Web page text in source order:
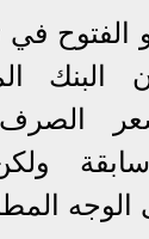
الفتوح
البنك
سابقة
الوجه